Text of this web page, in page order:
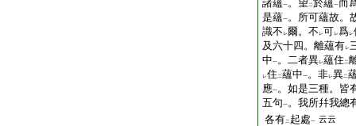
諸蘊一。望 二於蘊一而
是蘊一。所可蘊故。
識不 レ爾。不 レ可レ爲レ
及六十四。離蘊有レ
中一。二者異レ蘊住 二
レ住 二蘊中一。非レ異二
應一。如是三種。皆
五句一。我所幷我總
各有二 起處一 云云